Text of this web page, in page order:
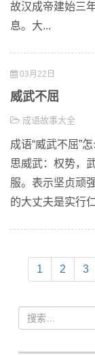
故汉成帝建始三
息。大...
03月22日
威武不屈
成语故事大全
成语“威武不屈”
思威武：权势，
服。表示坚贞顽
的大丈夫是实行
1 2 3